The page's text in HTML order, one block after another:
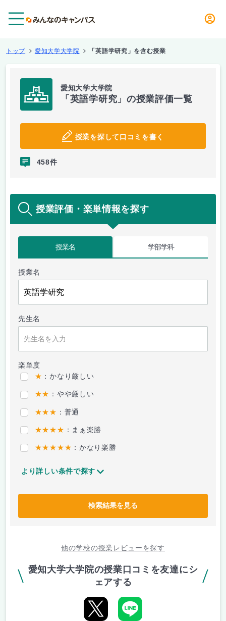
トップ 愛知大学大学院 「英語学研究」を含む授業
愛知大学大学院
「英語学研究」の授業評価一覧
授業を探して口コミを書く
458件
授業評価・楽単情報を探す
授業名 学部学科
授業名
先生名
楽単度
★ ：かなり厳しい
★★ ：やや厳しい
★★★ ：普通
★★★★ ：まぁ楽勝
★★★★★ ：かなり楽勝
より詳しい条件で探す
検索結果を見る
他の学校の授業レビューを探す
愛知大学大学院の授業口コミを友達にシ
ェアする